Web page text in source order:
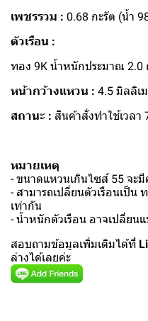
เพชรรวม : 0.68 กะรัต (น้ำ
ตัวเรือน :
ทอง 9K น้ำหนักประมาณ 2.0
หน้ากว้างแหวน : 4.5 มิลลิเ
สถานะ : สินค้าสั่งทำใช้เวลา
หมายเหตุ
- ขนาดแหวนเกินไซส์ 55 จะ
- สามารถเปลี่ยนตัวเรือนเป็น
เท่ากัน
- น้ำหนักตัวเรือน อาจเปลี่ย
สอบถามข้อมูลเพิ่มเติมได้ที่
ล่างได้เลยค่ะ